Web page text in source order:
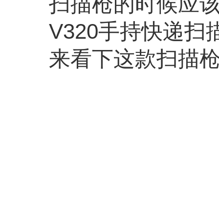
V320手持快递扫
来看下这款扫描